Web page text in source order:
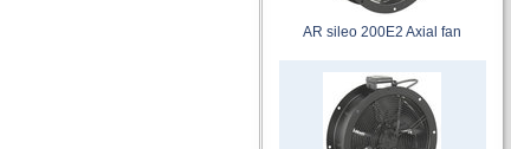
AR sileo 200E2 Axial fan